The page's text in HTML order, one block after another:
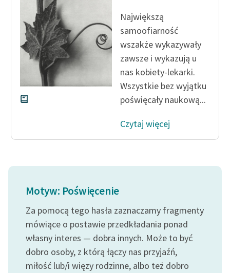
E-kolekcja lektur
szkolnych i literatury do
słuchania dla uczennic i
uczniów z
niepełnosprawnościami
Feministyczne inspiracje.
Popularyzacja
Ręce pełne poezji
do domeny publicznej,
lektur szkolnych oraz
Starego Testamentu
Odkurzamy bohaterów
Szkoła Poezji Wolnych
Lektur
Największą
samoofiarność
wszakże wykazywały
zawsze i wykazują u
nas kobiety-lekarki.
Wszystkie bez wyjątku
poświęcały naukową...
Czytaj więcej
Motyw: Poświęcenie
Za pomocą tego hasła zaznaczamy fragmenty
mówiące o postawie przedkładania ponad
własny interes — dobra innych. Może to być
dobro osoby, z którą łączy nas przyjaźń,
miłość lub/i więzy rodzinne, albo też dobro